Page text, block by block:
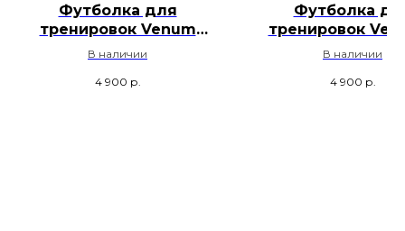
Футболка для
тренировок Venum
Matupa - Черный /
В наличии
4 900 р.
Футболка
тренировок
Tekken 8 King -
В наличии
4 900 р.